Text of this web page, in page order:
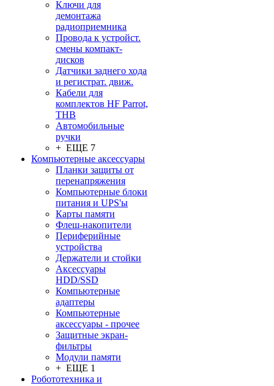
Ключи для
демонтажа
радиоприемника
Провода к устройст.
смены компакт-
дисков
Датчики заднего хода
и регистрат. движ.
Кабели для
комплектов HF Parrot,
THB
Автомобильные
ручки
+ ЕЩЕ 7
Компьютерные аксессуары
Планки защиты от
перенапряжения
Компьютерные блоки
питания и UPS'ы
Карты памяти
Флеш-накопители
Периферийные
устройства
Держатели и стойки
Аксессуары
HDD/SSD
Компьютерные
адаптеры
Компьютерные
аксессуары - прочее
Защитные экран-
фильтры
Модули памяти
+ ЕЩЕ 1
Робототехника и